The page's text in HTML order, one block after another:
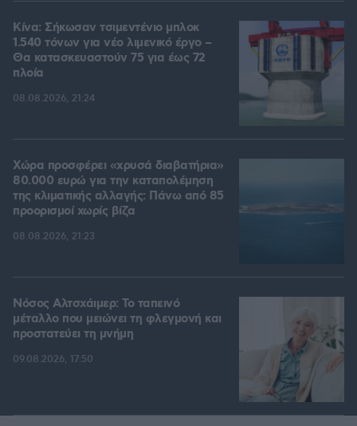
Κίνα: Σήκωσαν τσιμεντένιο μπλοκ
1.540 τόνων για νέο λιμενικό έργο –
Θα κατασκευαστούν 75 για έως 72
πλοία
08.08.2026, 21:24
Χώρα προσφέρει «χρυσά διαβατήρια»
80.000 ευρώ για την καταπολέμηση
της κλιματικής αλλαγής: Πάνω από 85
προορισμοί χωρίς βίζα
08.08.2026, 21:23
Νόσος Αλτσχάιμερ: Το ταπεινό
μέταλλο που μειώνει τη φλεγμονή και
προστατεύει τη μνήμη
09.08.2026, 17:50